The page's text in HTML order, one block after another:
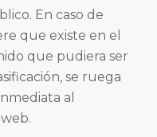
En caso de
que existe en el
que pudiera ser
se ruega
al